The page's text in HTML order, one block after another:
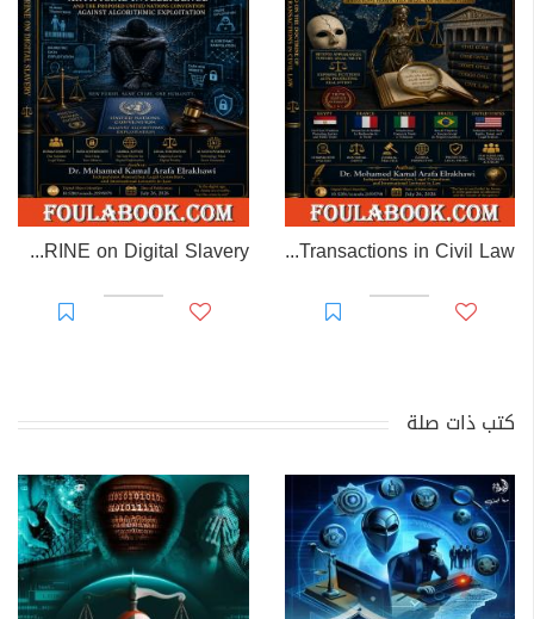
EL RAKHAWI MIND on the Doctrine of Simulation and Sham Transactions in Civil Law
EL-RAKHAWI DOCTRINE on Digital Slavery
كتب ذات صلة